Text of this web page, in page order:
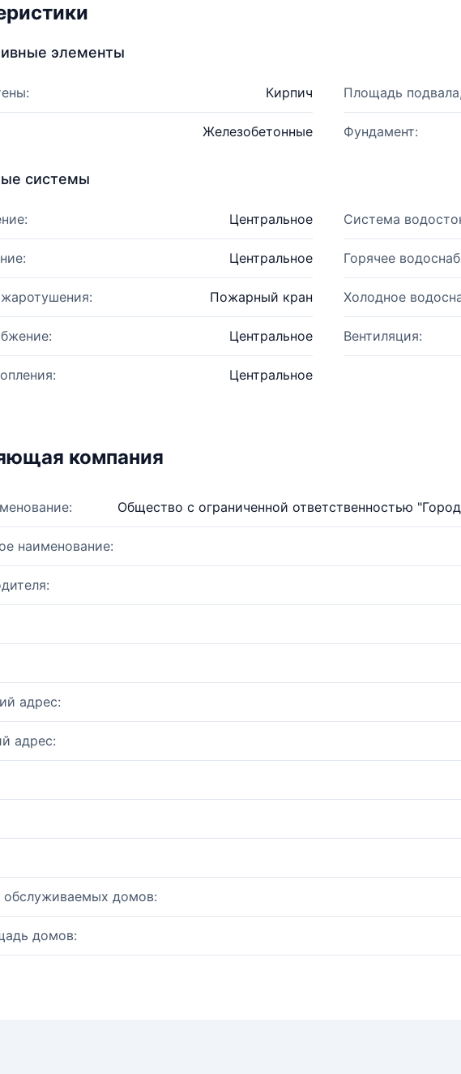
элементы
Кирпич Площадь
Железобетонные Фундамент:
системы
Центральное Система
Центральное Горячее
Пожарный кран Холодное
Центральное Вентиляция:
Центральное
компания
Общество с ограниченной ответственностью
наименование:
адрес:
адрес:
обслуживаемых домов:
домов: